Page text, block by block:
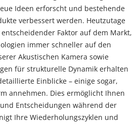
Ideen erforscht und bestehende
verbessert werden. Heutzutage
Faktor auf dem Markt,
immer schneller auf den
Akustischen Kamera sowie
für strukturelle Dynamik erhalten
Einblicke – einige sogar,
annehmen. Dies ermöglicht Ihnen
Entscheidungen während der
Ihre Wiederholungszyklen und